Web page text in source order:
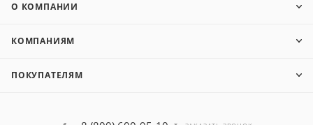
О КОМПАНИИ
КОМПАНИЯМ
ПОКУПАТЕЛЯМ